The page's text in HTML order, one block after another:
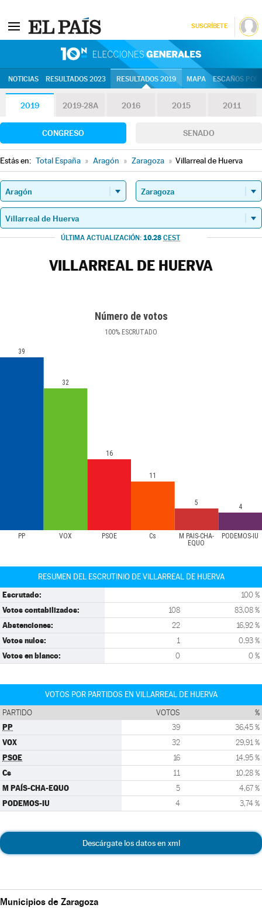
SUSCRÍBETE
NOTICIAS RESULTADOS 2023 RESULTADOS 2019 MAPA ESCAÑOS
2019 2019-28A 2016 2015 2011
CONGRESO SENADO
Estás en: Total España » Aragón » Zaragoza » Villarreal de Huerva
ÚLTIMA ACTUALIZACIÓN: 10.28 CEST
VILLARREAL DE HUERVA
Número de votos
100% ESCRUTADO
PP VOX PSOE Cs
M PAÍS-CHA-
EQUO
PODEMOS-IU
39
32
16
11
5 4
RESUMEN DEL ESCRUTINIO DE VILLARREAL DE HUERVA
Escrutado: 100 %
Votos contabilizados: 108 83,08 %
Abstenciones: 22 16,92 %
Votos nulos: 1 0,93 %
Votos en blanco: 0 0 %
VOTOS POR PARTIDOS EN VILLARREAL DE HUERVA
PARTIDO VOTOS %
PP 39 36,45 %
VOX 32 29,91 %
PSOE 16 14,95 %
Cs 11 10,28 %
M PAÍS-CHA-EQUO 5 4,67 %
PODEMOS-IU 4 3,74 %
Descárgate los datos en xml
Municipios de Zaragoza